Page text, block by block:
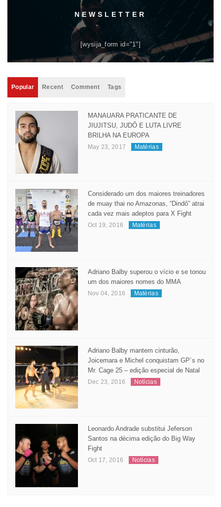
NEWSLETTER
[wysija_form id="1"]
Popular Recent Comment Tags
MANAUARA PRATICANTE DE
JIUJITSU, JUDÔ E LUTA LIVRE
BRILHA NA EUROPA
May 23, 2017 Matérias
Considerado um dos maiores treinadores
de muay thai no Amazonas, “Dindô” atrai
cada vez mais adeptos para X Fight
Oct 19, 2016 Matérias
Adriano Balby superou o vício e se tonou
um dos maiores nomes do MMA
Nov 04, 2016 Matérias
Adriano Balby mantem cinturão,
Joicemara e Michel conquistam GP´s no
Mr. Cage 25 – edição especial de Natal
Dec 23, 2016 Notícias
Leonardo Andrade substitui Jeferson
Santos na décima edição do Big Way
Fight
Oct 17, 2016 Notícias